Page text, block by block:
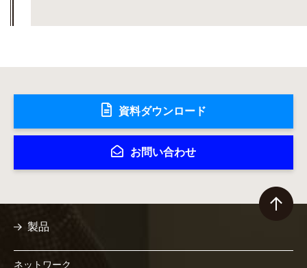
資料ダウンロード
お問い合わせ
製品
ネットワーク